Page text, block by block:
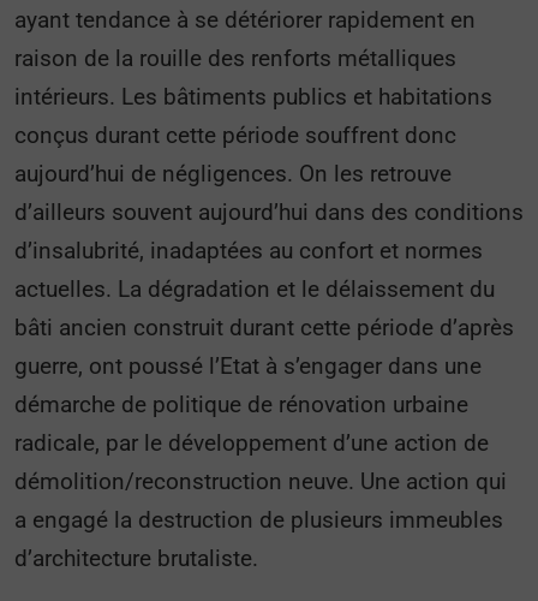
ayant tendance à se détériorer rapidement en
raison de la rouille des renforts métalliques
intérieurs. Les bâtiments publics et habitations
conçus durant cette période souffrent donc
aujourd’hui de négligences. On les retrouve
d’ailleurs souvent aujourd’hui dans des conditions
d’insalubrité, inadaptées au confort et normes
actuelles. La dégradation et le délaissement du
bâti ancien construit durant cette période d’après
guerre, ont poussé l’Etat à s’engager dans une
démarche de politique de rénovation urbaine
radicale, par le développement d’une action de
démolition/reconstruction neuve. Une action qui
a engagé la destruction de plusieurs immeubles
d’architecture brutaliste.